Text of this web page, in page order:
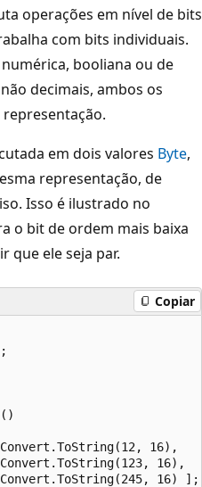
operações em nível de bits
com bits individuais.
booliana ou de
decimais, ambos os
em dois valores Byte,
representação, de
Isso é ilustrado no
o bit de ordem mais baixa
que ele seja par.
Copiar
16),
16),
16) ];